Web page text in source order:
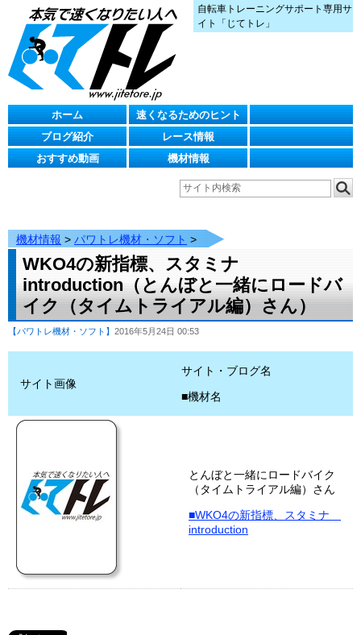
自転車トレーニングサポート専用サ
イト「じてトレ」
ホーム
速くなるためのヒント
ブログ紹介
レース情報
おすすめ動画
機材情報
機材情報 > パワトレ機材・ソフト >
WKO4の新指標、スタミナ
introduction（とんぼと一緒にロードバ
イク（タイムトライアル編）さん）
【パワトレ機材・ソフト】 2016年5月24日 00:53
サイト画像
サイト・ブログ名
■機材名
とんぼと一緒にロードバイク
（タイムトライアル編）さん
■WKO4の新指標、スタミナ
introduction